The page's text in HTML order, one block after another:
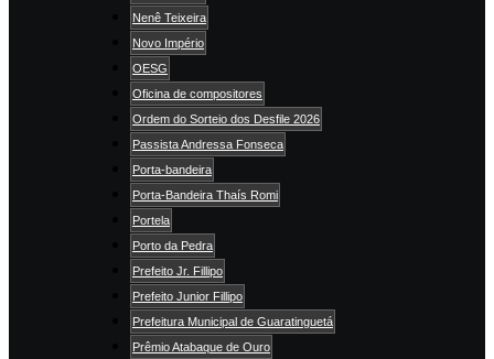
Nenê Teixeira
Novo Império
OESG
Oficina de compositores
Ordem do Sorteio dos Desfile 2026
Passista Andressa Fonseca
Porta-bandeira
Porta-Bandeira Thaís Romi
Portela
Porto da Pedra
Prefeito Jr. Fillipo
Prefeito Junior Fillipo
Prefeitura Municipal de Guaratinguetá
Prêmio Atabaque de Ouro